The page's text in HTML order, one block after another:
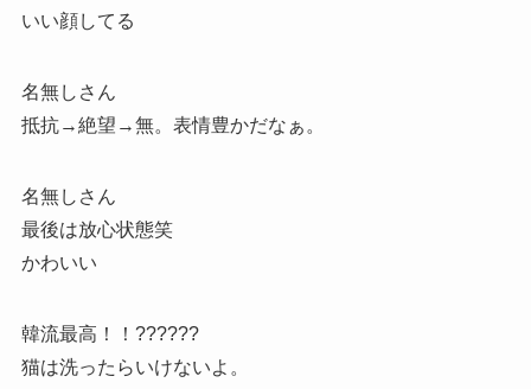
いい顔してる
名無しさん
抵抗→絶望→無。表情豊かだなぁ。
名無しさん
最後は放心状態笑
かわいい
韓流最高！！??????
猫は洗ったらいけないよ。